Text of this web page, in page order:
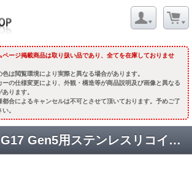
ページ掲載商品は取り扱い品であり、全てを在庫しておりませ
色は閲覧環境により実際と異なる場合があります。
ーの仕様変更により、外観・構造等が商品説明及び画像と異なる
あります。
都合によるキャンセルは不可とさせて頂いております。予めご了
。
Umarex(VFC)G17 Gen5用ステンレスリコイルスプリングガイド [CCT-UMAREX-011] シルバー [取寄]